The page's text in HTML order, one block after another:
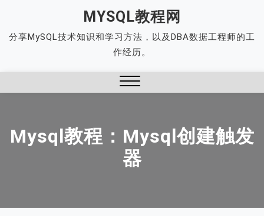
content
MYSQL教程网
分享MySQL技术知识和学习方法，以及DBA数据工程师的工
作经历。
Mysql教程：mysql创建触发
器